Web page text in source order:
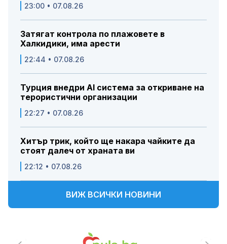
23:00 • 07.08.26
Затягат контрола по плажовете в
Халкидики, има арести
22:44 • 07.08.26
Турция внедри AI система за откриване на
терористични организации
22:27 • 07.08.26
Хитър трик, който ще накара чайките да
стоят далеч от храната ви
22:12 • 07.08.26
ВИЖ ВСИЧКИ НОВИНИ